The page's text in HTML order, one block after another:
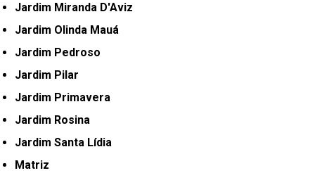
Jardim Miranda D'Aviz
Jardim Olinda Mauá
Jardim Pedroso
Jardim Pilar
Jardim Primavera
Jardim Rosina
Jardim Santa Lídia
Matriz